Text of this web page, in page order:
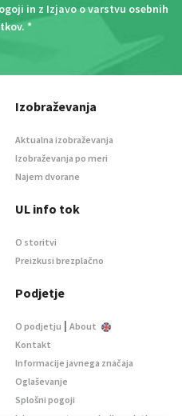
in z Izjavo o varstvu osebnih
. *
Izobraževanja
Aktualna izobraževanja
Izobraževanja po meri
Najem dvorane
UL info tok
O storitvi
Preizkusi brezplačno
Podjetje
O podjetju | About
Kontakt
Informacije javnega značaja
Oglaševanje
Splošni pogoji